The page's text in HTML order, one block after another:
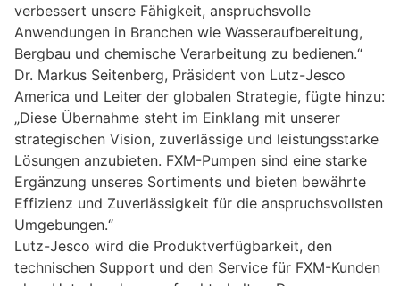
verbessert unsere Fähigkeit, anspruchsvolle
Anwendungen in Branchen wie Wasseraufbereitung,
Bergbau und chemische Verarbeitung zu bedienen.“
Dr. Markus Seitenberg, Präsident von Lutz-Jesco
America und Leiter der globalen Strategie, fügte hinzu:
„Diese Übernahme steht im Einklang mit unserer
strategischen Vision, zuverlässige und leistungsstarke
Lösungen anzubieten. FXM-Pumpen sind eine starke
Ergänzung unseres Sortiments und bieten bewährte
Effizienz und Zuverlässigkeit für die anspruchsvollsten
Umgebungen.“
Lutz-Jesco wird die Produktverfügbarkeit, den
technischen Support und den Service für FXM-Kunden